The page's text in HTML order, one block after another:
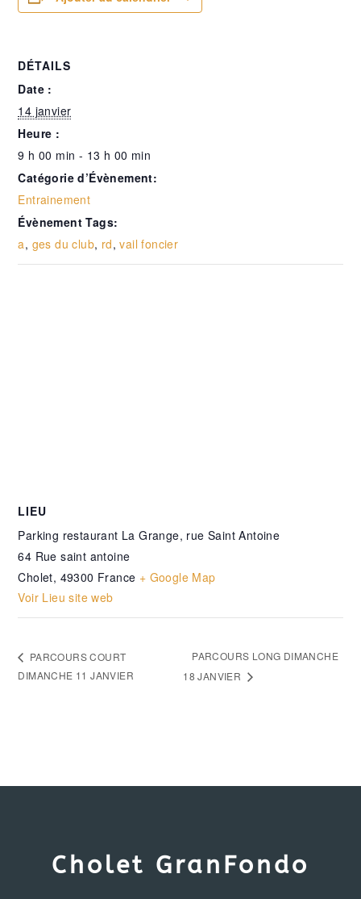
DÉTAILS
Date :
14 janvier
Heure :
9 h 00 min - 13 h 00 min
Catégorie d’Évènement:
Entrainement
Évènement Tags:
a, ges du club, rd,vail foncier
LIEU
Parking restaurant La Grange, rue Saint Antoine
64 Rue saint antoine
Cholet, 49300 France + Google Map
Voir Lieu site web
PARCOURS COURT
DIMANCHE 11 JANVIER
PARCOURS LONG DIMANCHE
18 JANVIER
Cholet GranFondo